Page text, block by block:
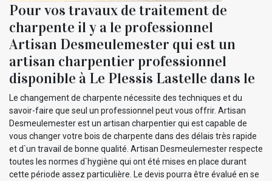
Pour vos travaux de traitement de
charpente il y a le professionnel
Artisan Desmeulemester qui est un
artisan charpentier professionnel
disponible à Le Plessis Lastelle dans le
Le changement de charpente nécessite des techniques et du
savoir-faire que seul un professionnel peut vous offrir. Artisan
Desmeulemester est un artisan charpentier qui est capable de
vous changer votre bois de charpente dans des délais très rapide
et d`un travail de bonne qualité. Artisan Desmeulemester respecte
toutes les normes d`hygiène qui ont été mises en place durant
cette période assez particulière. Le devis pourra être évalué en se